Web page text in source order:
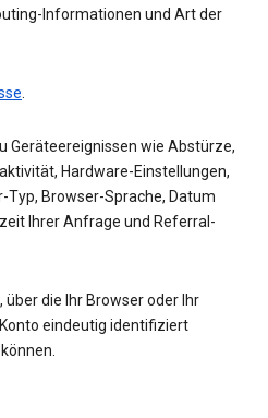
Informationen und Art der
.
Geräteereignissen wie Abstürze,
Hardware-Einstellungen,
Typ, Browser-Sprache, Datum
Ihrer Anfrage und Referral-
über die Ihr Browser oder Ihr
eindeutig identifiziert